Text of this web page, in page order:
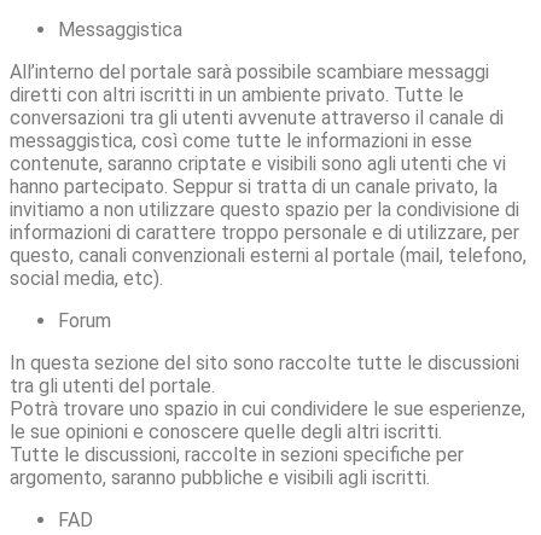
Messaggistica
All’interno del portale sarà possibile scambiare messaggi
diretti con altri iscritti in un ambiente privato. Tutte le
conversazioni tra gli utenti avvenute attraverso il canale di
messaggistica, così come tutte le informazioni in esse
contenute, saranno criptate e visibili sono agli utenti che vi
hanno partecipato. Seppur si tratta di un canale privato, la
invitiamo a non utilizzare questo spazio per la condivisione di
informazioni di carattere troppo personale e di utilizzare, per
questo, canali convenzionali esterni al portale (mail, telefono,
social media, etc).
Forum
In questa sezione del sito sono raccolte tutte le discussioni
tra gli utenti del portale.
Potrà trovare uno spazio in cui condividere le sue esperienze,
le sue opinioni e conoscere quelle degli altri iscritti.
Tutte le discussioni, raccolte in sezioni specifiche per
argomento, saranno pubbliche e visibili agli iscritti.
FAD